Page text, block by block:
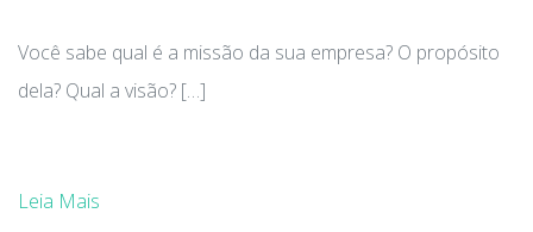
Você sabe qual é a missão da sua empresa? O propósito
dela? Qual a visão? […]
Leia Mais